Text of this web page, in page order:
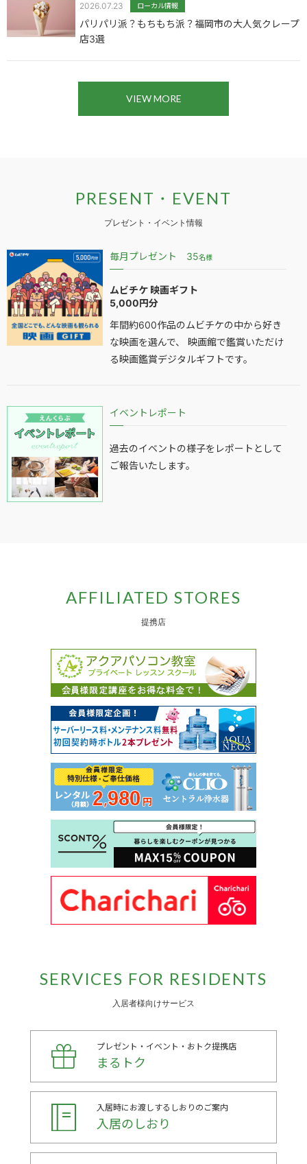
2026.07.23 ローカル情報
パリパリ派？もちもち派？福岡市の大人気クレープ
店3選
VIEW MORE
PRESENT・EVENT
プレゼント・イベント情報
毎月プレゼント 35名様
ムビチケ 映画ギフト
5,000円分
年間約600作品のムビチケの中から好き
な映画を選んで、 映画館で鑑賞いただけ
る映画鑑賞デジタルギフトです。
イベントレポート
過去のイベントの様子をレポートとして
ご報告いたします。
AFFILIATED STORES
提携店
SERVICES FOR RESIDENTS
入居者様向けサービス
プレゼント・イベント・おトク提携店
まるトク
入居時にお渡しするしおりのご案内
入居のしおり